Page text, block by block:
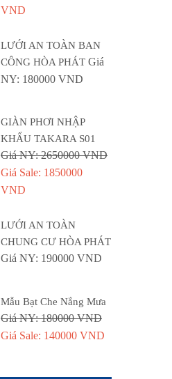
VND
LƯỚI AN TOÀN BAN
CÔNG HÒA PHÁT Giá
NY: 180000 VND
GIÀN PHƠI NHẬP
KHẨU TAKARA S01
Giá NY: 2650000 VND
Giá Sale: 1850000
VND
LƯỚI AN TOÀN
CHUNG CƯ HÒA PHÁT
Giá NY: 190000 VND
Mẫu Bạt Che Nắng Mưa
Giá NY: 180000 VND
Giá Sale: 140000 VND